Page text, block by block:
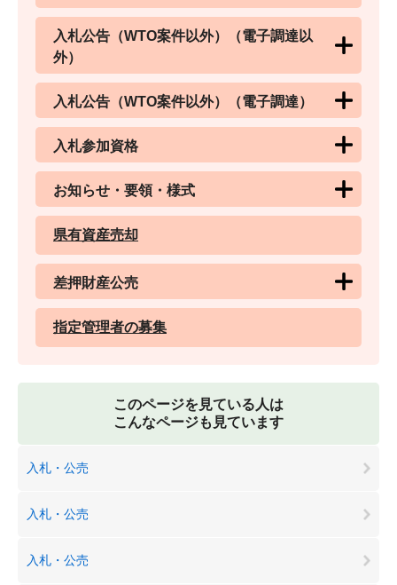
入札公告（WTO案件以外）（電子調達以
外）
入札公告（WTO案件以外）（電子調達）
入札参加資格
お知らせ・要領・様式
県有資産売却
差押財産公売
指定管理者の募集
このページを見ている人は
こんなページも見ています
入札・公売
入札・公売
入札・公売